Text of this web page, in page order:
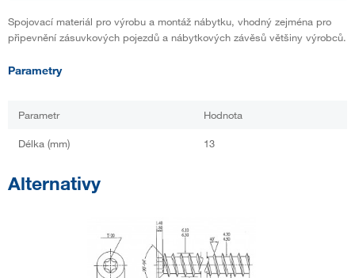
Spojovací materiál pro výrobu a montáž nábytku, vhodný zejména pro
připevnění zásuvkových pojezdů a nábytkových závěsů většiny výrobců.
Parametry
Parametr Hodnota
Délka (mm) 13
Alternativy